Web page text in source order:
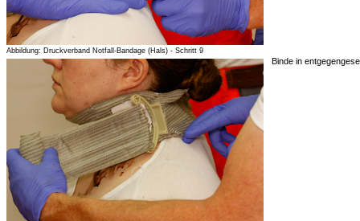
Abbildung: Druckverband Notfall-Bandage (Hals) - Schritt 9
Binde in